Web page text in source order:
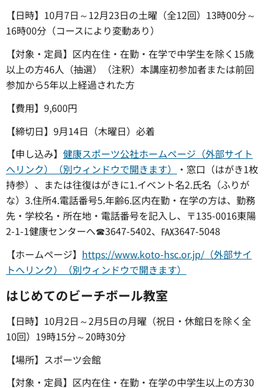
【日時】10月7日～12月23日の土曜（全12回）13時00分～
16時00分（コースにより変動あり）
【対象・定員】区内在住・在勤・在学で中学生を除く15歳
以上の方46人（抽選）（注釈）本講座初参加者または前回
参加から5年以上経過された方
【費用】9,600円
【締切日】9月14日（木曜日）必着
【申し込み】 健康スポーツ公社ホームページ（外部サイト
へリンク）（別ウィンドウで開きます）
・窓口（はがき1枚
持参）、または往復はがきに1.イベント名2.氏名（ふりが
な）3.住所4.電話番号5.年齢6.区内在勤・在学の方は、勤務
先・学校名・所在地・電話番号を記入し、〒135-0016東陽
2-1-1健康センターへ☎3647-5402、℻3647-5048
【ホームページ】 https://www.koto-hsc.or.jp/（外部サイ
トへリンク）（別ウィンドウで開きます）
はじめてのビーチボール教室
【日時】10月2日～2月5日の月曜（祝日・休館日を除く全
10回）19時15分～20時30分
【場所】スポーツ会館
【対象・定員】区内在住・在勤・在学の中学生以上の方30